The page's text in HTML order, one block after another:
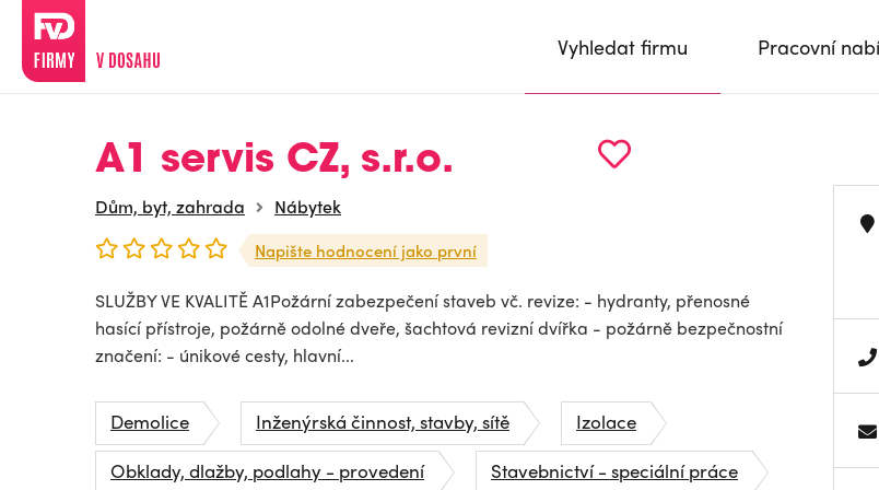
Vyhledat firmu Pracovní
A1 servis CZ, s.r.o.
Dům, byt, zahrada Nábytek
Napište hodnocení jako první
SLUŽBY VE KVALITĚ A1Požární zabezpečení staveb vč. revize: - hydranty, přenosné
hasící přístroje, požárně odolné dveře, šachtová revizní dvířka - požárně bezpečnostní
značení: - únikové cesty, hlavní...
Demolice Inženýrská činnost, stavby, sítě
Izolace
Obklady, dlažby, podlahy - provedení
Stavebnictví - speciální práce